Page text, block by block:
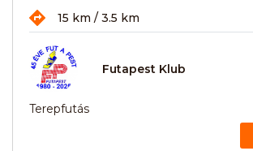
15 km / 3.5 km
Futapest Klub
Terepfutás